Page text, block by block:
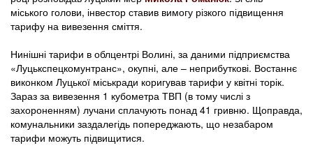
міського голови, інвестор ставив вимогу різкого підвищення
тарифу на вивезення сміття.
Нинішні тарифи в облцентрі Волині, за даними підприємства
«Луцькспецкомунтранс», окупні, але – неприбуткові. Востаннє
виконком Луцької міськради коригував тарифи у квітні торік.
Зараз за вивезення 1 кубометра ТВП (в тому числі з
захороненням) лучани сплачують понад 41 гривню. Щоправда,
комунальники заздалегідь попереджають, що незабаром
тарифи можуть підвищитися.